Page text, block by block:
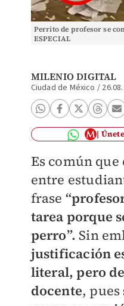
Perrito de profesor se
ESPECIAL
MILENIO DIGITAL
Ciudad de México /
Es común que
entre
frase
tarea porque
perro”. Sin
justificación
literal, pero
docente, pues